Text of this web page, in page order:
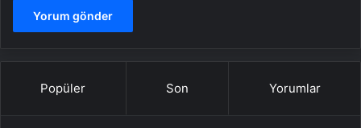
Popüler Son Yorumlar